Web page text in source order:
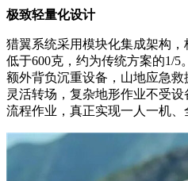
极致轻量化设计
猎翼系统采用模块化集成架构
低于600克，约为传统方案的1/5
额外背负沉重设备，山地应急
灵活转场，复杂地形作业不受
流程作业，真正实现一人一机、